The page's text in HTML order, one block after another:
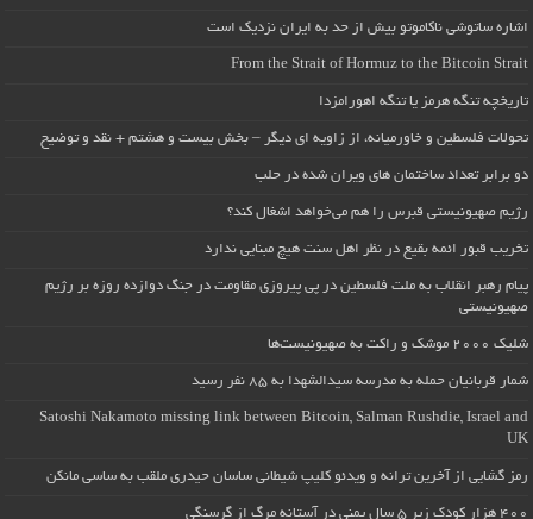
اشاره ساتوشی ناکاموتو بیش از حد به ایران نزدیک است
From the Strait of Hormuz to the Bitcoin Strait
تاریخچه تنگه هرمز یا تنگه اهورامزدا
تحولات فلسطین و خاورمیانه، از زاویه ای دیگر – بخش بیست و هشتم + نقد و توضیح
دو برابر تعداد ساختمان های ویران شده در حلب
رژیم صهیونیستی قبرس را هم می‌خواهد اشغال کند؟
تخریب قبور ائمه بقیع در نظر اهل سنت هیچ مبنایی ندارد
پیام رهبر انقلاب به ملت فلسطین در پی پیروزی مقاومت در جنگ دوازده روزه بر رژیم
صهیونیستی
شلیک ۲۰۰۰ موشک و راکت به صهیونیست‌ها
شمار قربانیان حمله به مدرسه سیدالشهدا به ۸۵ نفر رسید
Satoshi Nakamoto missing link between Bitcoin, Salman Rushdie, Israel and
UK
رمز گشایی از آخرین ترانه و ویدئو کلیپ شیطانی ساسان حیدری ملقب به ساسی مانکن
۴۰۰ هزار کودک زیر ۵ سال یمنی در آستانه مرگ از گرسنگی